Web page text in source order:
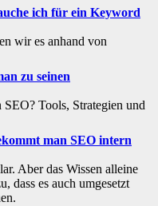
ich für ein Keyword
wir es anhand von
zu seinen
Tools, Strategien und
man SEO intern
Aber das Wissen alleine
dass es auch umgesetzt